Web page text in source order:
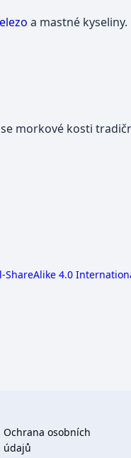
a mastné
morkové kosti
4.0
Ochrana osobních
údajů